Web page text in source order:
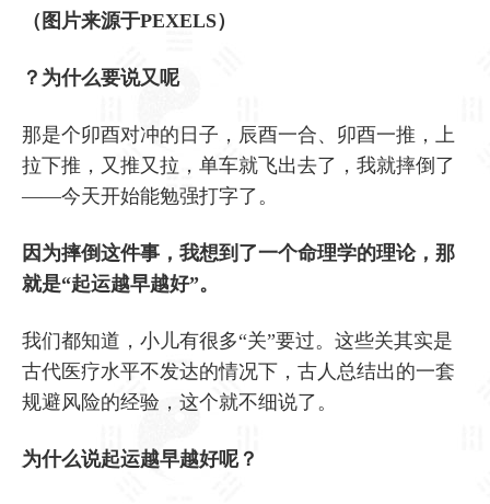
（图片来源于PEXELS）
？为什么要说又呢
那是个卯酉对冲的日子，辰酉一合、卯酉一推，上
拉下推，又推又拉，单车就飞出去了，我就摔倒了
——今天开始能勉强打字了。
因为摔倒这件事，我想到了一个命理学的理论，那
就是“起运越早越好”。
我们都知道，小儿有很多“关”要过。这些关其实是
古代医疗水平不发达的情况下，古人总结出的一套
规避风险的经验，这个就不细说了。
为什么说起运越早越好呢？